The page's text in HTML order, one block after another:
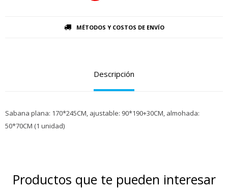
MÉTODOS Y COSTOS DE ENVÍO
Descripción
Sabana plana: 170*245CM, ajustable: 90*190+30CM, almohada:
50*70CM (1 unidad)
Productos que te pueden interesar